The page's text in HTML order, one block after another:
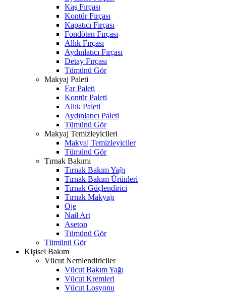
Kaş Fırçası
Kontür Fırçası
Kapatıcı Fırçası
Fondöten Fırçası
Allık Fırçası
Aydınlatıcı Fırçası
Detay Fırçası
Tümünü Gör
Makyaj Paleti
Far Paleti
Kontür Paleti
Allık Paleti
Aydınlatıcı Paleti
Tümünü Gör
Makyaj Temizleyicileri
Makyaj Temizleyiciler
Tümünü Gör
Tırnak Bakımı
Tırnak Bakım Yağı
Tırnak Bakım Ürünleri
Tırnak Güçlendirici
Tırnak Makyajı
Oje
Nail Art
Aseton
Tümünü Gör
Tümünü Gör
Kişisel Bakım
Vücut Nemlendiriciler
Vücut Bakım Yağı
Vücut Kremleri
Vücut Losyonu